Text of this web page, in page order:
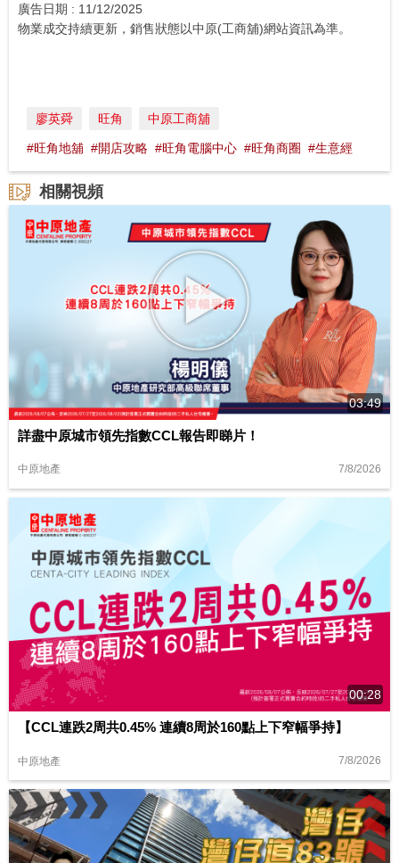
廣告日期 : 11/12/2025
物業成交持續更新，銷售狀態以中原(工商舖)網站資訊為準。
廖英舜 旺角 中原工商舖
#旺角地舖 #開店攻略 #旺角電腦中心 #旺角商圈 #生意經
相關視頻
03:49
詳盡中原城市領先指數CCL報告即睇片！
中原地產 7/8/2026
00:28
【CCL連跌2周共0.45% 連續8周於160點上下窄幅爭持】
中原地產 7/8/2026